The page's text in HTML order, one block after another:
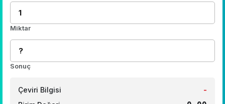
Miktar
Sonuç
Çeviri Bilgisi
-